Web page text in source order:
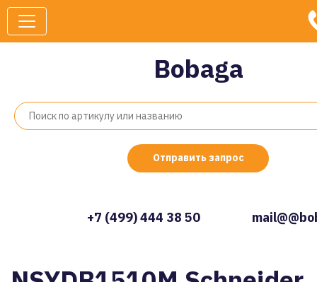
Bobaga
Отправить запрос
+7 (499) 444 38 50